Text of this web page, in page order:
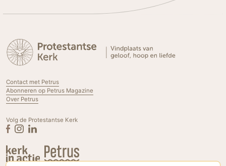
Contact met Petrus
Abonneren op Petrus Magazine
Over Petrus
Volg de Protestantse Kerk